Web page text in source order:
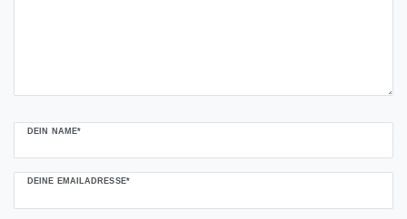
DEIN NAME*
DEINE EMAILADRESSE*